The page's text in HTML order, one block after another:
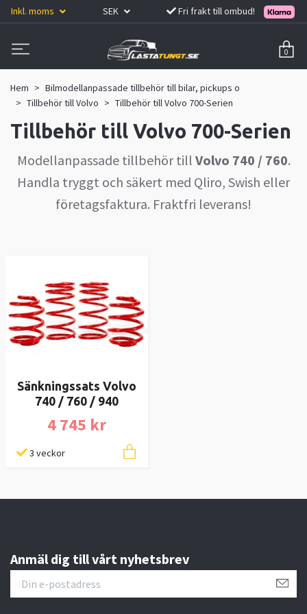
Inkl. moms SEK Fri frakt till ombud!
0
Hem
Bilmodellanpassade tillbehör till bilar, pickups o
Tillbehör till Volvo
Tillbehör till Volvo 700-Serien
Tillbehör till Volvo 700-Serien
Modellanpassade tillbehör till Volvo 740 / 760.
Handla tryggt och säkert med Qliro, Swish eller
företagsfaktura. Fraktfri leverans!
Sänkningssats Volvo
740 / 760 / 940
4 745 kr
3 veckor
Anmäl dig till vårt nyhetsbrev